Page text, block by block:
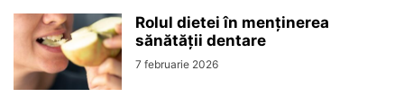
Rolul dietei în menținerea
sănătății dentare
7 februarie 2026